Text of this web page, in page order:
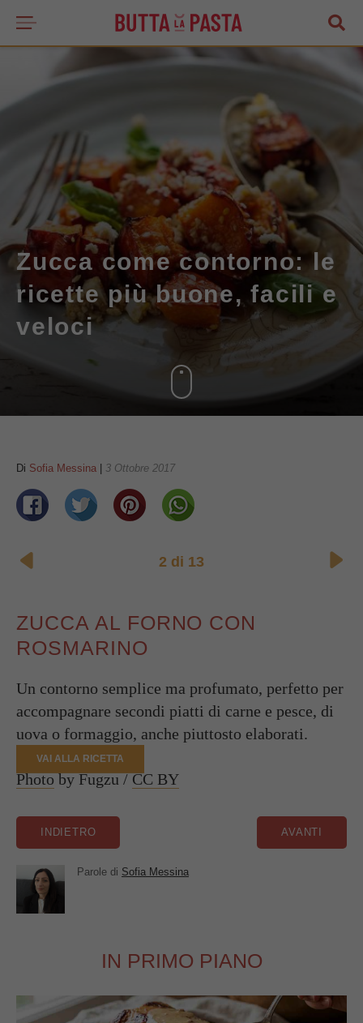
Zucca come contorno: le
ricette più buone, facili e
veloci
Di Sofia Messina 3 Ottobre 2017
2 di 13
ZUCCA AL FORNO CON
ROSMARINO
Un contorno semplice ma profumato, perfetto per
accompagnare secondi piatti di carne e pesce, di
uova o formaggio, anche piuttosto elaborati.
VAI ALLA RICETTA
Photoby Fugzu /CC BY
Parole di Sofia Messina
IN PRIMO PIANO